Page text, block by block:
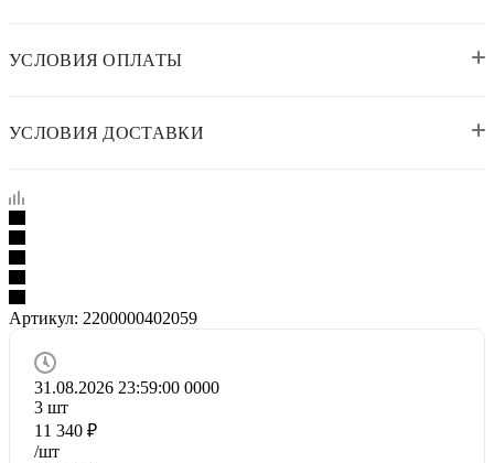
УСЛОВИЯ ОПЛАТЫ
УСЛОВИЯ ДОСТАВКИ
Артикул: 2200000402059
31.08.2026 23:59:00 0000
3 шт
11 340 ₽
/шт